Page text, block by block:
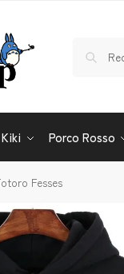
Kiki Porco Rosso
Fesses